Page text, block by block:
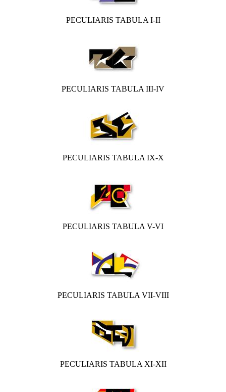
PECULIARIS TABULA I-II
PECULIARIS TABULA III-IV
PECULIARIS TABULA IX-X
PECULIARIS TABULA V-VI
PECULIARIS TABULA VII-VIII
PECULIARIS TABULA XI-XII